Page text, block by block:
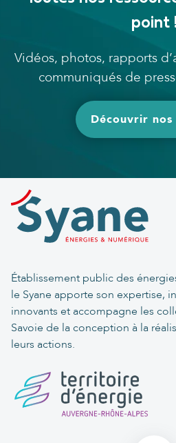
point !
Vidéos, photos, rapports
communiqués de
Découvrir nos
Établissement public des
le Syane apporte son expertise,
innovants et accompagne les
Savoie de la conception à la
leurs actions.